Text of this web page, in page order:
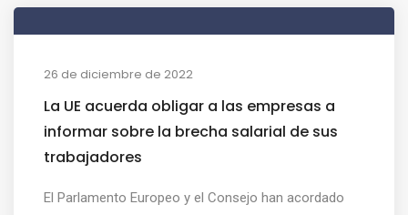
26 de diciembre de 2022
La UE acuerda obligar a las empresas a
informar sobre la brecha salarial de sus
trabajadores
El Parlamento Europeo y el Consejo han acordado